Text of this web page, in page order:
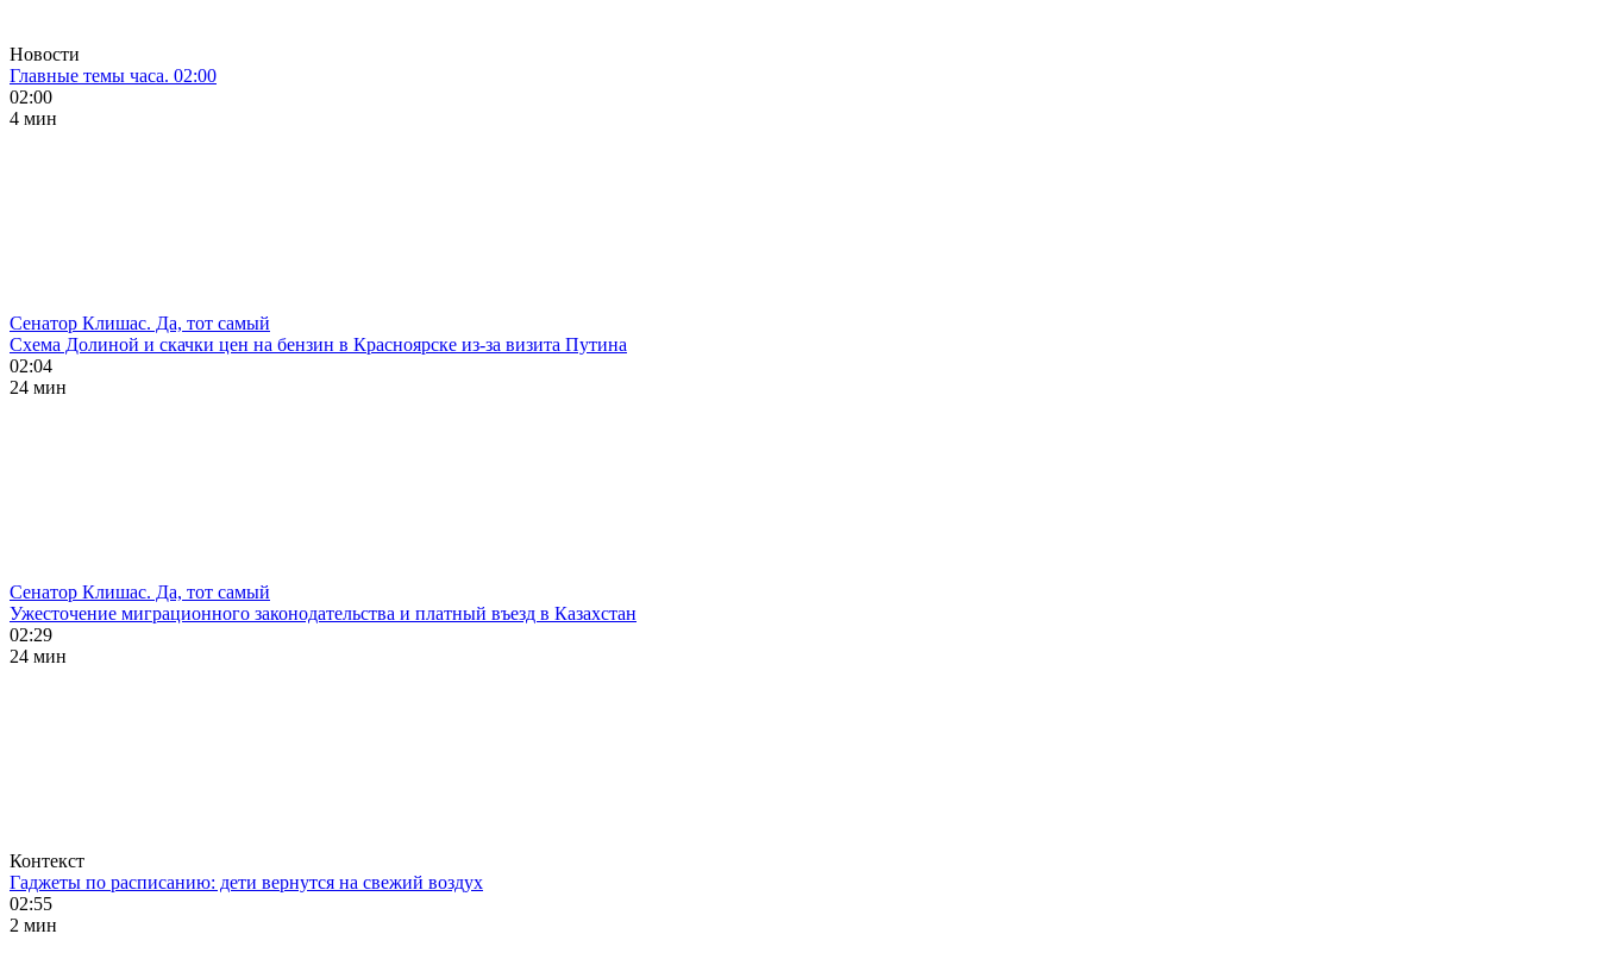
Новости
Главные темы часа. 02:00
02:00
4 мин
Сенатор Клишас. Да, тот самый
Схема Долиной и скачки цен на бензин в Красноярске из-за визита Путина
02:04
24 мин
Сенатор Клишас. Да, тот самый
Ужесточение миграционного законодательства и платный въезд в Казахстан
02:29
24 мин
Контекст
Гаджеты по расписанию: дети вернутся на свежий воздух
02:55
2 мин